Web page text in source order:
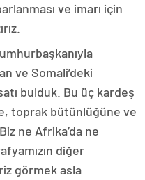
ve imarı için
ve Somali’deki
bulduk. Bu üç kardeş
toprak bütünlüğüne ve
ne Afrika’da ne
diğer
görmek asla